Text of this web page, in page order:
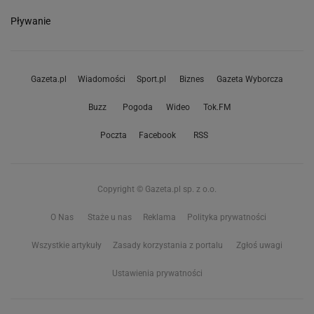
Pływanie
Gazeta.pl Wiadomości Sport.pl Biznes Gazeta Wyborcza
Buzz Pogoda Wideo Tok.FM
Poczta Facebook RSS
Copyright © Gazeta.pl sp. z o.o.
O Nas Staże u nas Reklama Polityka prywatności
Wszystkie artykuły Zasady korzystania z portalu Zgłoś uwagi
Ustawienia prywatności